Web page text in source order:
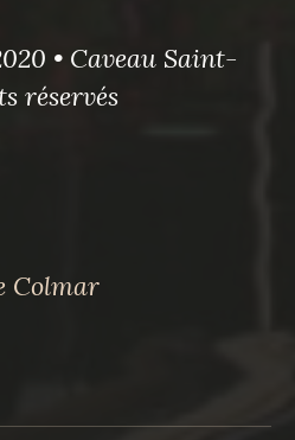
• Caveau Saint-
réservés
Colmar